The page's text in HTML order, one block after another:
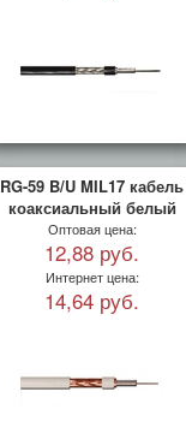
RG-59 B/U MIL17 кабель
коаксиальный белый
Оптовая цена:
12,88 руб.
Интернет цена:
14,64 руб.